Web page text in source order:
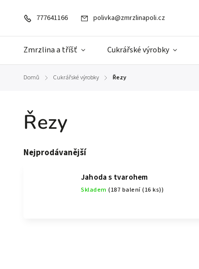
777641166 polivka@zmrzlinapoli.cz
Zmrzlina a tříšť Cukrářské výrobky
Domů / Cukrářské výrobky / Řezy
Řezy
Nejprodávanější
Jahoda s tvarohem
Skladem (187 balení (16 ks))